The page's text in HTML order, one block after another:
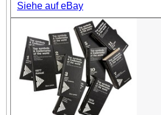
Siehe auf eBay